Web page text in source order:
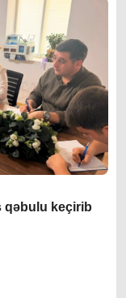
qəbulu keçirib